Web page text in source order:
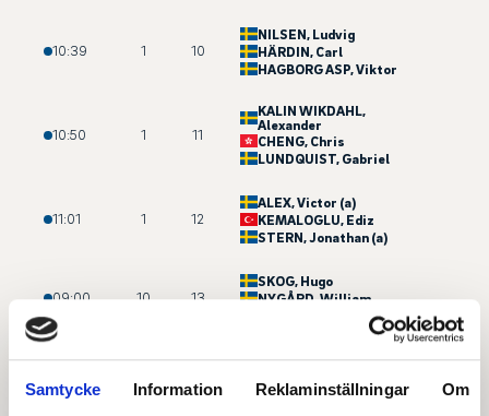
Samtycke Information Reklaminställningar Om
10:39 1 10
NILSEN, Ludvig
HÄRDIN, Carl
HAGBORG ASP, Viktor
10:50 1 11
KALIN WIKDAHL,
Alexander
CHENG, Chris
LUNDQUIST, Gabriel
11:01 1 12
ALEX, Victor (a)
KEMALOGLU, Ediz
STERN, Jonathan (a)
09:00 10 13
SKOG, Hugo
NYGÅRD, William
, Mikkel
HOETMER, Thom
WALLIN, Adam